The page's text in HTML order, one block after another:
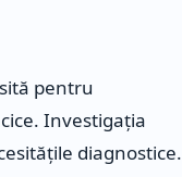
pentru
Investigația
diagnostice.